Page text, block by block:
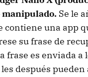
manipulado. Se le
contiene una app
su frase de
frase es enviada a
después pueden